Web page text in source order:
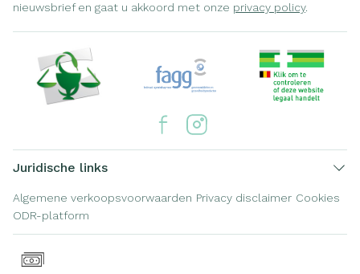
nieuwsbrief en gaat u akkoord met onze privacy policy.
Juridische links
Algemene verkoopsvoorwaarden Privacy disclaimer Cookies
ODR-platform